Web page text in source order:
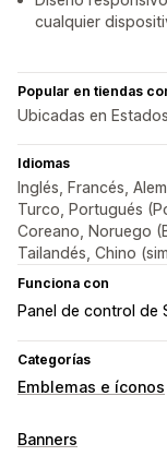
cualquier
Popular en tiendas
Ubicadas en
Idiomas
Inglés, Francés,
Turco, Portugués
Coreano, Noruego
Tailandés, Chino
Funciona con
Panel de control de
Categorías
Emblemas e íconos
Tipos de íconos
Banners